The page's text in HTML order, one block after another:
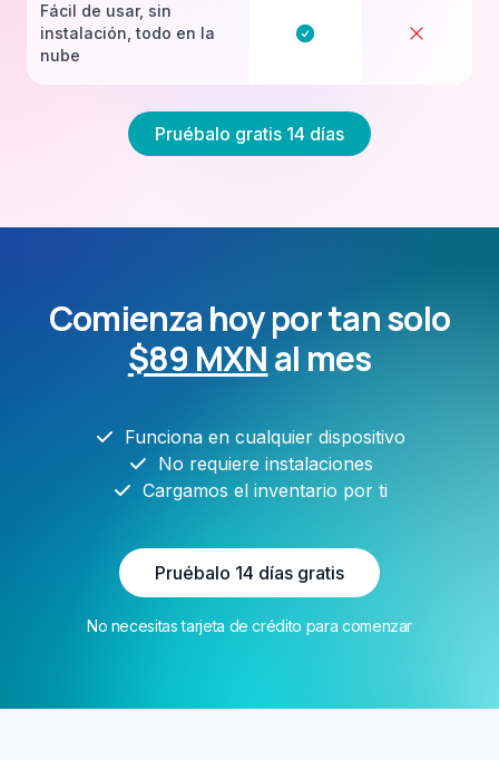
Fácil de usar, sin
instalación, todo en la
nube
Pruébalo gratis 14 días
Comienza hoy por tan solo
$89 MXNal mes
Funciona en cualquier dispositivo
No requiere instalaciones
Cargamos el inventario por ti
Pruébalo 14 días gratis
No necesitas tarjeta de crédito para comenzar